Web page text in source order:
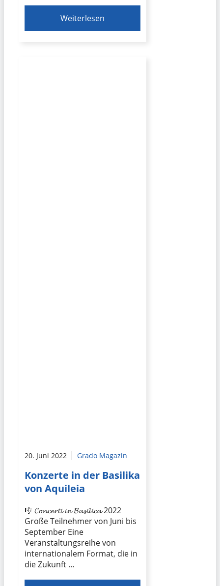
Weiterlesen
20. Juni 2022 Grado Magazin
Konzerte in der Basilika
von Aquileia
🎼 𝓒𝓸𝓷𝓬𝓮𝓻𝓽𝓲 𝓲𝓷 𝓑𝓪𝓼𝓲𝓵𝓲𝓬𝓪 2022
Große Teilnehmer von Juni bis
September Eine
Veranstaltungsreihe von
internationalem Format, die in
die Zukunft …